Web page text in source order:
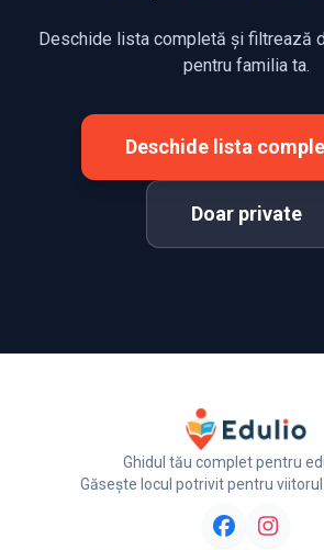
Deschide lista completă și filtrează
pentru familia ta.
Deschide lista
Doar private
Ghidul tău complet pentru
Găsește locul potrivit pentru viitorul